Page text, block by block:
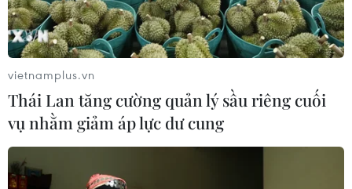
Fed giữ nguyên lãi suất: Thị trường chứng
khoán Việt Nam mở cửa ngập sắc xanh
21/03/2024 03:43
Thời điểm 9 giờ 53 phút, chỉ số vẫn duy trì sắc xanh, tuy
nhiên đà tăng bị co hẹp. Cụ thể, VN-Index tăng hơn 7
điểm; HNX-Index tăng hơn ,36 điểm và UPCOM-Index
giảm nhẹ 0,05 điểm.
vietnamplus.vn
Thái Lan tăng cường quản lý sầu riêng cuối
vụ nhằm giảm áp lực dư cung